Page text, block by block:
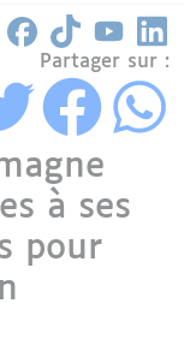
Partager sur :
à ses
pour